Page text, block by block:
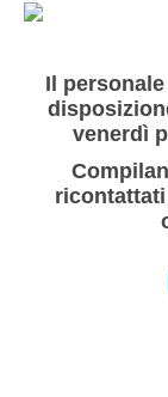
Il
venerdì